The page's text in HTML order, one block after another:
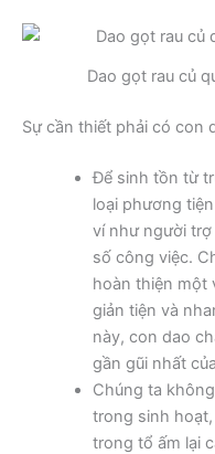
Dao gọt rau củ
Sự cần thiết phải có con
Để sinh tồn từ
loại phương
ví như người
số công việc.
hoàn thiện một
giản tiện và
này, con dao
gần gũi nhất
Chúng ta
trong sinh
trong tổ ấm lại